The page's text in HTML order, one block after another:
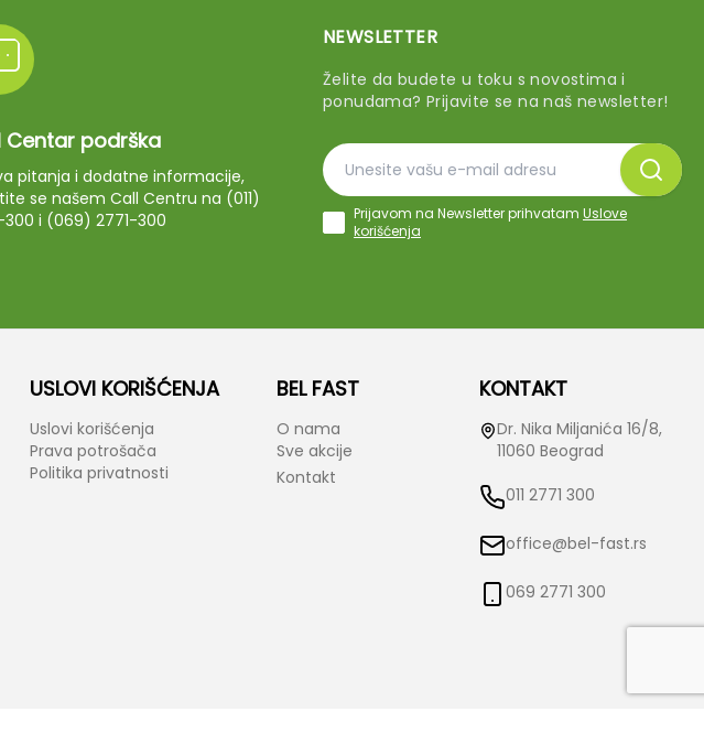
Centar podrška
pitanja i dodatne informacije,
se našem Call Centru na (011)
300 i (069) 2771-300
NEWSLETTER
Želite da budete u toku s novostima i
ponudama? Prijavite se na naš newsletter!
Prijavom na Newsletter prihvatam Uslove
korišćenja
USLOVI KORIŠĆENJA
Uslovi korišćenja
Prava potrošača
Politika privatnosti
BEL FAST
O nama
Sve akcije
Kontakt
KONTAKT
Dr. Nika Miljanića 16/8,
11060 Beograd
011 2771 300
office@bel-fast.rs
069 2771 300